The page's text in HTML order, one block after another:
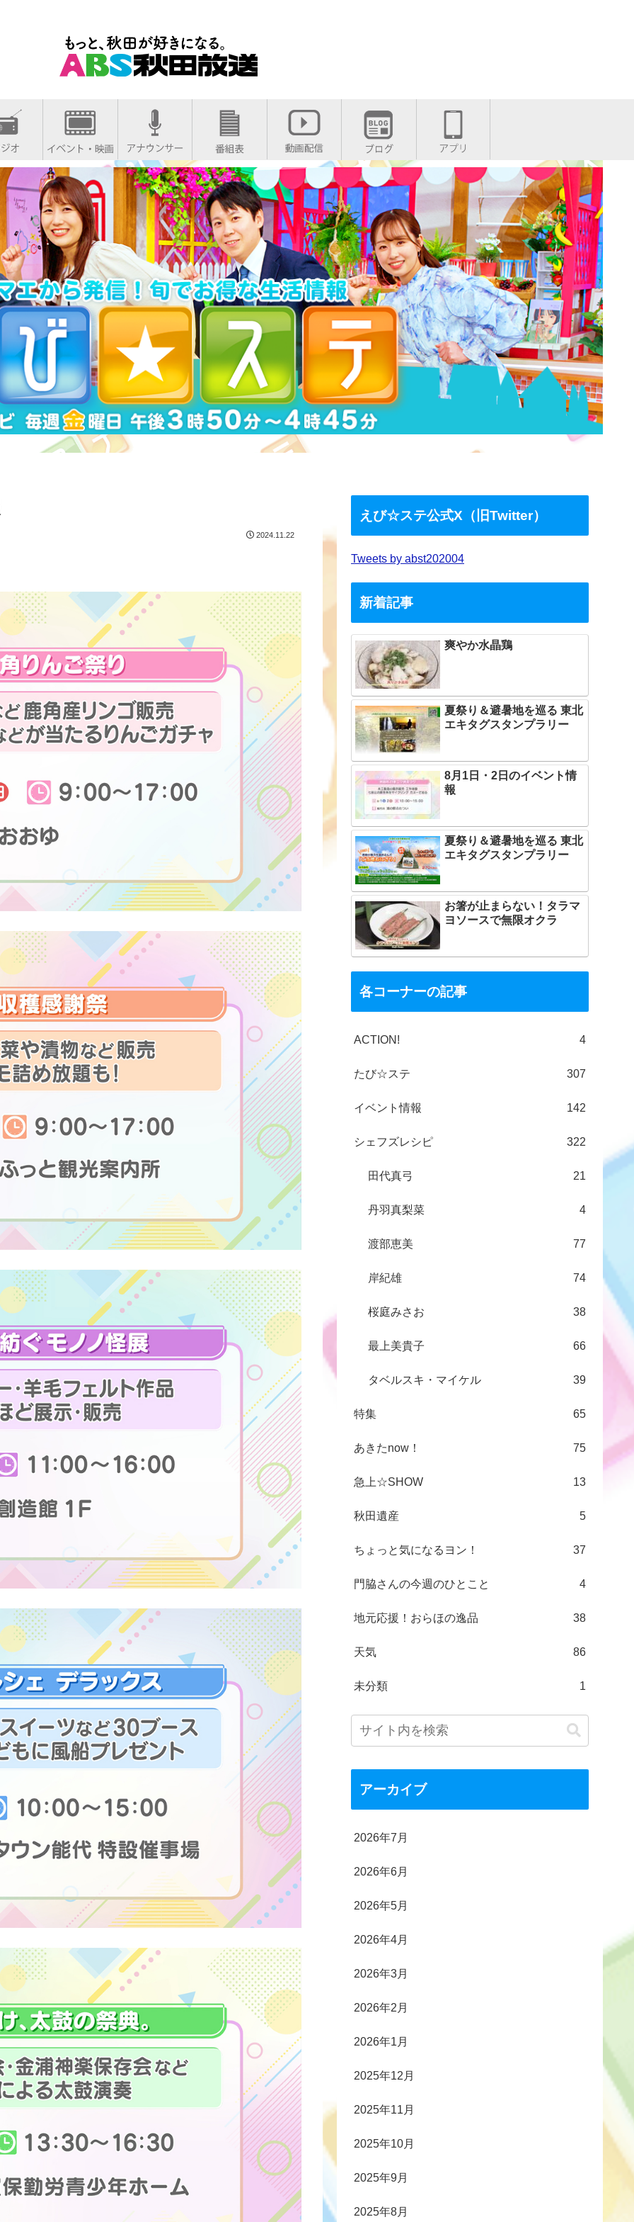
2024.11.22
えび☆ステ公式X（旧Twitter）
Tweets by abst202004
新着記事
爽やか水晶鶏
夏祭り＆避暑地を巡る 東北
エキタグスタンプラリー
8月1日・2日のイベント情
報
夏祭り＆避暑地を巡る 東北
エキタグスタンプラリー
お箸が止まらない！タラマ
ヨソースで無限オクラ
各コーナーの記事
ACTION! 4
たび☆ステ 307
イベント情報 142
シェフズレシピ 322
田代真弓 21
丹羽真梨菜 4
渡部恵美 77
岸紀雄 74
桜庭みさお 38
最上美貴子 66
タベルスキ・マイケル 39
特集 65
あきたnow！ 75
急上☆SHOW 13
秋田遺産 5
ちょっと気になるヨン！ 37
門脇さんの今週のひとこと 4
地元応援！おらほの逸品 38
天気 86
未分類 1
アーカイブ
2026年7月
2026年6月
2026年5月
2026年4月
2026年3月
2026年2月
2026年1月
2025年12月
2025年11月
2025年10月
2025年9月
2025年8月